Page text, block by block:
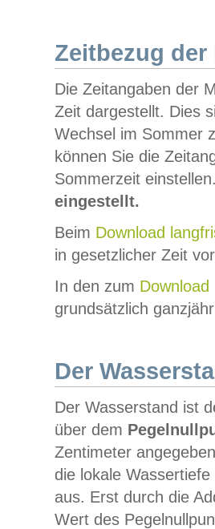
Zeitbezug der
Die Zeitangaben der
Zeit dargestellt. Dies
Wechsel im Sommer
können Sie die
Sommerzeit
eingestellt.
Beim Download
in gesetzlicher Zeit
In den zum Download
grundsätzlich
Der
Der Wasserstand ist
über dem
Zentimeter
die lokale
aus. Erst durch die
Wert des